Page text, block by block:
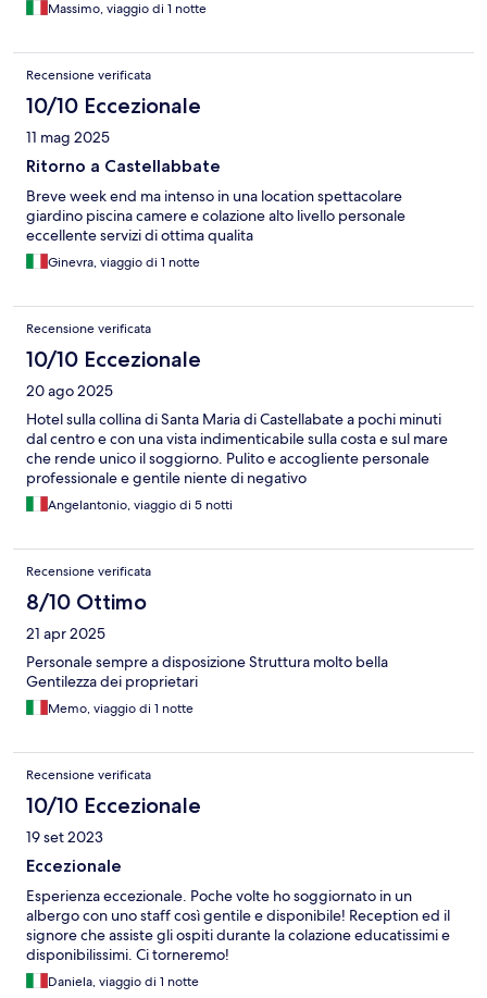
Massimo, viaggio di 1 notte
Recensione verificata
10/10 Eccezionale
11 mag 2025
Ritorno a Castellabbate
Breve week end ma intenso in una location spettacolare
giardino piscina camere e colazione alto livello personale
eccellente servizi di ottima qualita
Ginevra, viaggio di 1 notte
Recensione verificata
10/10 Eccezionale
20 ago 2025
Hotel sulla collina di Santa Maria di Castellabate a pochi minuti
dal centro e con una vista indimenticabile sulla costa e sul mare
che rende unico il soggiorno. Pulito e accogliente personale
professionale e gentile niente di negativo
Angelantonio, viaggio di 5 notti
Recensione verificata
8/10 Ottimo
21 apr 2025
Personale sempre a disposizione Struttura molto bella
Gentilezza dei proprietari
Memo, viaggio di 1 notte
Recensione verificata
10/10 Eccezionale
19 set 2023
Eccezionale
Esperienza eccezionale. Poche volte ho soggiornato in un
albergo con uno staff così gentile e disponibile! Reception ed il
signore che assiste gli ospiti durante la colazione educatissimi e
disponibilissimi. Ci torneremo!
Daniela, viaggio di 1 notte